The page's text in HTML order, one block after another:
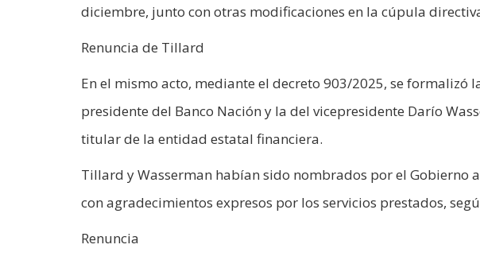
diciembre, junto con otras modificaciones en la cúpula
Renuncia de Tillard
En el mismo acto, mediante el decreto 903/2025, se formalizó
presidente del Banco Nación y la del vicepresidente Darío
titular de la entidad estatal financiera.
Tillard y Wasserman habían sido nombrados por el Gobierno
con agradecimientos expresos por los servicios prestados,
Renuncia